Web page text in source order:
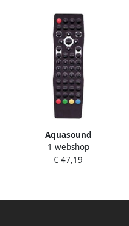
Aquasound
Afstandsbediening tbv 22"
en 27" TV Zwart
1 webshop
€ 47,19